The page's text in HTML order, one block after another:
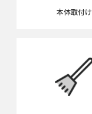
本体取付け